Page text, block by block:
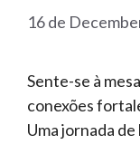
16 de
Sente-se à
conexões
Uma jornada